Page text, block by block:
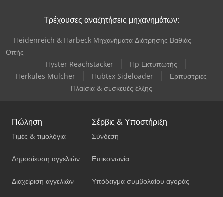
Τρέχουσες αναζητήσεις μηχανημάτων:
Heidenreich & Harbeck Μηχανήματα Διάτρησης Βαθιάς
Οπής
Hyster Reachstacker
Hp Εκτυπωτής
Herkules Mulcher
Hubtex Sideloader
Ερπύστριες
Πλαίσια & συσκευές έλξης
Πώληση
Τιμές & τιμολόγια
Δημοσίευση αγγελιών
Διαχείριση αγγελιών
Σέρβις & Υποστήριξη
Σύνδεση
Επικοινωνία
Υπόδειγμα συμβολαίου αγοράς